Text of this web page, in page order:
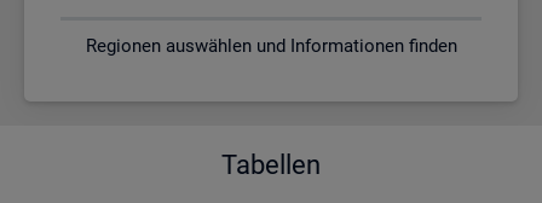
Regionen auswählen und Informationen finden
Tabellen